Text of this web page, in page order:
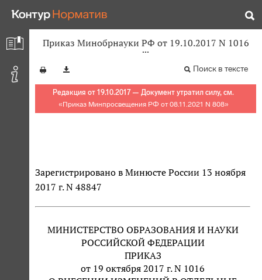
Приказ Минобрнауки РФ от 19.10.2017 N 1016
Поиск в тексте
Редакция от 19.10.2017 — Документ утратил силу, см.
«Приказ Минпросвещения РФ от 08.11.2021 N 808»
Зарегистрировано в Минюсте России 13 ноября
2017 г. N 48847
МИНИСТЕРСТВО ОБРАЗОВАНИЯ И НАУКИ
РОССИЙСКОЙ ФЕДЕРАЦИИ
ПРИКАЗ
от 19 октября 2017 г. N 1016